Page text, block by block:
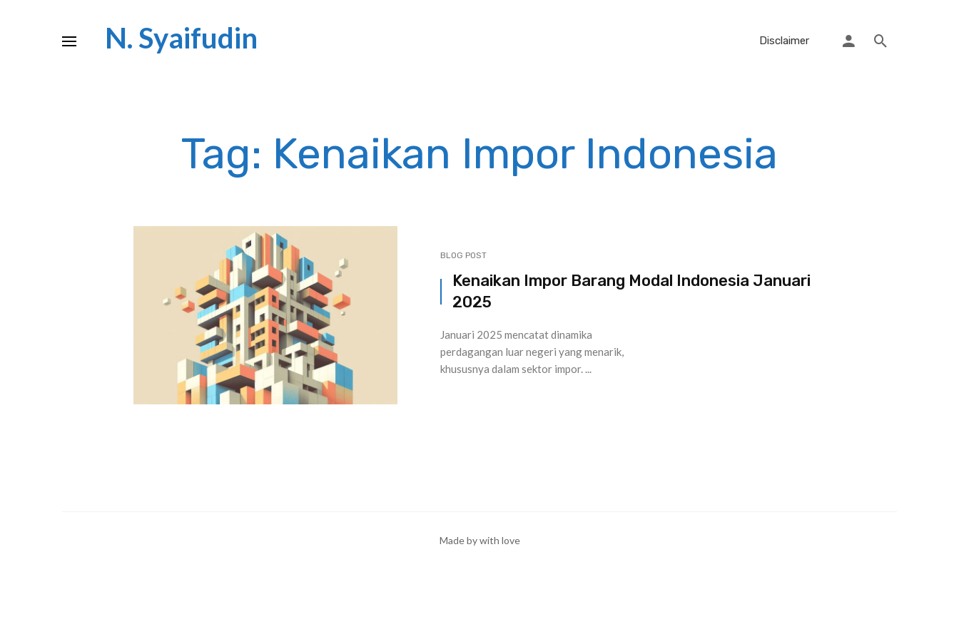
N. Syaifudin Disclaimer
Tag: Kenaikan Impor Indonesia
BLOG POST
Kenaikan Impor Barang Modal Indonesia Januari
2025
Januari 2025 mencatat dinamika
perdagangan luar negeri yang menarik,
khususnya dalam sektor impor. ...
Made by with love